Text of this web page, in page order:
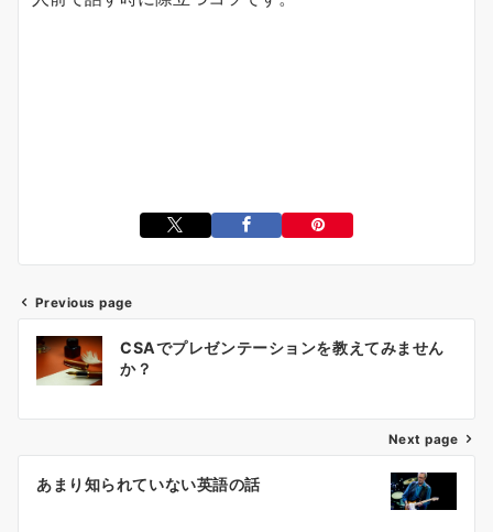
ビ
Previous page
CSAでプレゼンテーションを教えてみません
か？
Next page
あまり知られていない英語の話